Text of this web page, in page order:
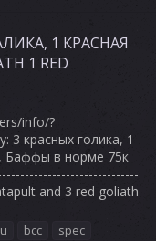
1 КРАСНАЯ
1 RED
info/?
3 красных голика, 1
Баффы в норме 75к
and 3 red goliath
bcc
spec